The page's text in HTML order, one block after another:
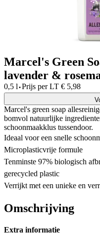
Marcel's Green
lavender &
0,5 l·Prijs per LT € 5,98
Marcel's green soap
bomvol natuurlijke
schoonmaakklus tussendoor.
Ideaal voor een snelle
Microplasticvrije formule
Tenminste 97% biologisch
gerecycled plastic
Verrijkt met een unieke en
Omschrijving
Extra informatie